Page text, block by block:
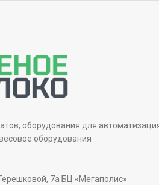
оборудования для
оборудования
7а БЦ «Мегаполис»